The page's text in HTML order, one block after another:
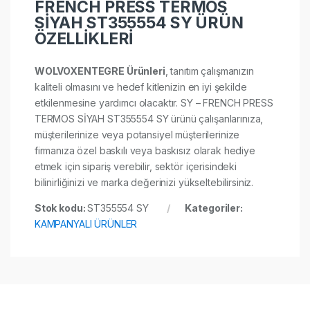
FRENCH PRESS TERMOS
SİYAH ST355554 SY ÜRÜN
ÖZELLİKLERİ
WOLVOXENTEGRE Ürünleri , tanıtım çalışmanızın
kaliteli olmasını ve hedef kitlenizin en iyi şekilde
etkilenmesine yardımcı olacaktır. SY – FRENCH PRESS
TERMOS SİYAH ST355554 SY ürünü çalışanlarınıza,
müşterilerinize veya potansiyel müşterilerinize
firmanıza özel baskılı veya baskısız olarak hediye
etmek için sipariş verebilir, sektör içerisindeki
bilinirliğinizi ve marka değerinizi yükseltebilirsiniz.
Stok kodu:ST355554 SY
Kategoriler:
KAMPANYALI ÜRÜNLER